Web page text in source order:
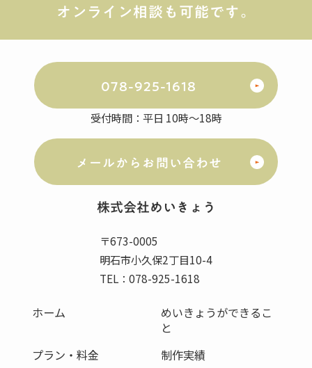
オンライン相談も可能です。
078-925-1618
受付時間：平日 10時～18時
メールからお問い合わせ
株式会社めいきょう
〒673-0005
明石市小久保2丁目10-4
TEL：078-925-1618
ホーム
めいきょうができるこ
と
プラン・料金
制作実績